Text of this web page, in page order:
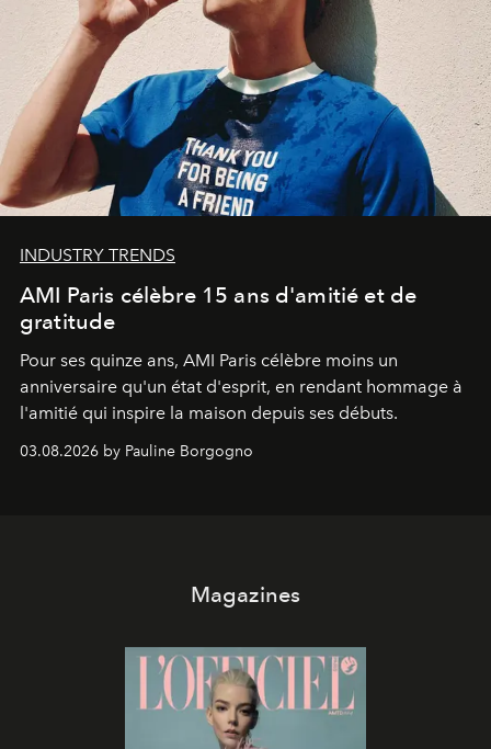
INDUSTRY TRENDS
AMI Paris célèbre 15 ans d'amitié et de
gratitude
Pour ses quinze ans, AMI Paris célèbre moins un
anniversaire qu'un état d'esprit, en rendant hommage à
l'amitié qui inspire la maison depuis ses débuts.
03.08.2026 by Pauline Borgogno
Magazines